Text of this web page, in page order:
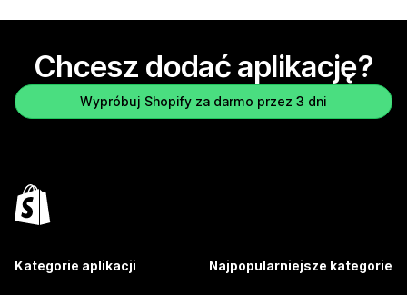
Chcesz dodać aplikację?
Wypróbuj Shopify za darmo przez 3 dni
Kategorie aplikacji Najpopularniejsze kategorie